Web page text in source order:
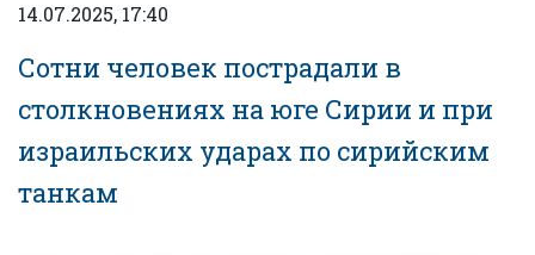
14.07.2025, 17:40
Сотни человек пострадали в
столкновениях на юге Сирии и при
израильских ударах по сирийским
танкам